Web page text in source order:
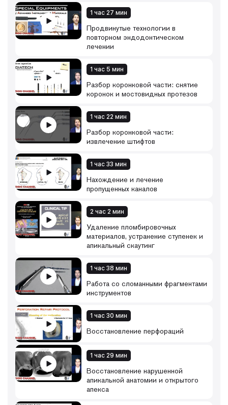
1 час 27 мин
Продвинутые технологии в
повторном эндодонтическом
лечении
1 час 5 мин
Разбор коронковой части: снятие
коронок и мостовидных протезов
1 час 22 мин
Разбор коронковой части:
извлечение штифтов
1 час 33 мин
Нахождение и лечение
пропущенных каналов
2 час 2 мин
Удаление пломбировочных
материалов, устранение ступенек и
апикальный скаутинг
1 час 38 мин
Работа со сломанными фрагментами
инструментов
1 час 30 мин
Восстановление перфораций
1 час 29 мин
Восстановление нарушенной
апикальной анатомии и открытого
апекса